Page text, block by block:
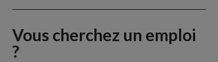
Vous cherchez un emploi
?